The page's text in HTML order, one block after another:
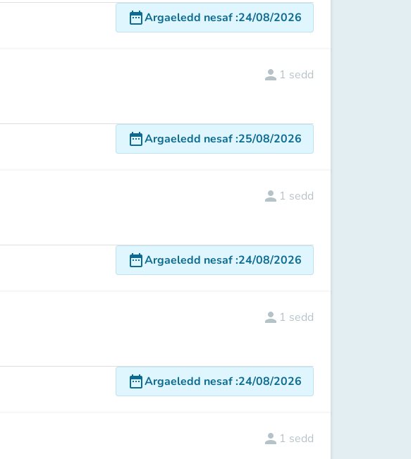
date_rangeArgaeledd nesaf:24/08/2026
person 1 sedd
date_rangeArgaeledd nesaf:25/08/2026
person 1 sedd
date_rangeArgaeledd nesaf:24/08/2026
person 1 sedd
date_rangeArgaeledd nesaf:24/08/2026
person 1 sedd